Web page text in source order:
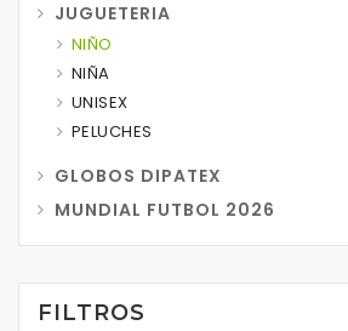
JUGUETERIA
NIÑO
NIÑA
UNISEX
PELUCHES
GLOBOS DIPATEX
MUNDIAL FUTBOL 2026
FILTROS